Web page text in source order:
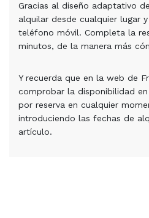
Gracias al diseño adaptativo
alquilar desde cualquier lugar
teléfono móvil. Completa la
minutos, de la manera más
Y recuerda que en la web de
comprobar la disponibilidad
por reserva en cualquier
introduciendo las fechas de
artículo.